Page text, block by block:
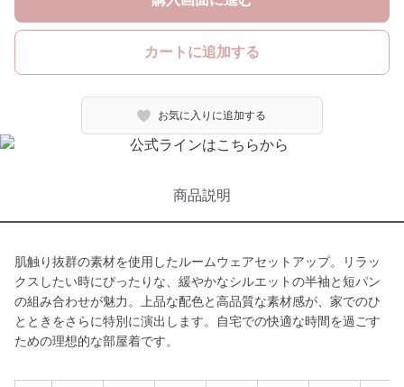
カートに追加する
お気に入りに追加する
商品説明
肌触り抜群の素材を使用したルームウェアセットアップ。リラッ
クスしたい時にぴったりな、緩やかなシルエットの半袖と短パン
の組み合わせが魅力。上品な配色と高品質な素材感が、家でのひ
とときをさらに特別に演出します。自宅での快適な時間を過ごす
ための理想的な部屋着です。